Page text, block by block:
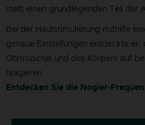
stellt einen grundlegenden Teil der
Bei der Hautstimulierung mithilfe
genaue Einstellungen entdeckte er,
Ohrmuschel und des Körpers auf
reagieren.
Entdecken Sie die Nogier-